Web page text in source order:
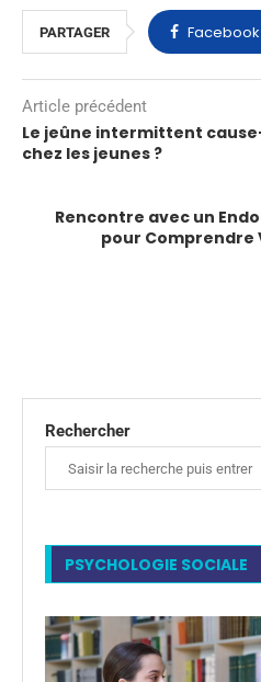
PARTAGER Facebook
Article précédent
Le jeûne intermittent
chez les jeunes ?
Rencontre avec un
pour Comprendre
Rechercher
PSYCHOLOGIE SOCIALE